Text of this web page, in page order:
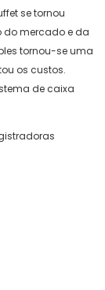
se tornou
do mercado e da
tornou-se uma
os custos.
de caixa